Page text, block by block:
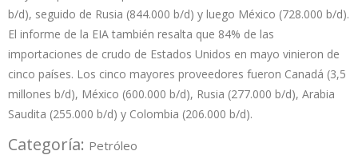
b/d), seguido de Rusia (844.000 b/d) y luego México (728.000 b/d).
El informe de la EIA también resalta que 84% de las
importaciones de crudo de Estados Unidos en mayo vinieron de
cinco países. Los cinco mayores proveedores fueron Canadá (3,5
millones b/d), México (600.000 b/d), Rusia (277.000 b/d), Arabia
Saudita (255.000 b/d) y Colombia (206.000 b/d).
Categoría: Petróleo